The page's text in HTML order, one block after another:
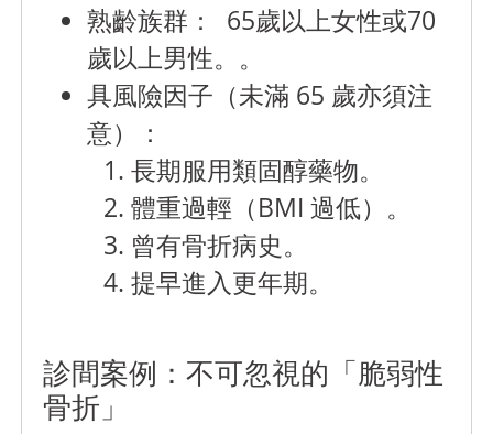
熟齡族群： 65歲以上女性或70
歲以上男性。。
具風險因子（未滿 65 歲亦須注
意）：
長期服用類固醇藥物。
體重過輕（BMI 過低）。
曾有骨折病史。
提早進入更年期。
診間案例：不可忽視的「脆弱性
骨折」